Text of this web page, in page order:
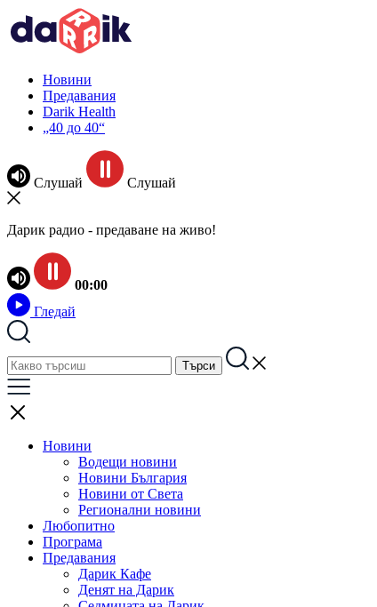
Новини
Предавания
Darik Health
„40 до 40“
Слушай Слушай
Дарик радио - предаване на живо!
00:00
Гледай
Новини
Водещи новини
Новини България
Новини от Света
Регионални новини
Любопитно
Програма
Предавания
Дарик Кафе
Денят на Дарик